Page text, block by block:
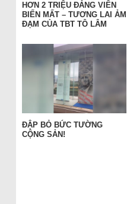
HƠN 2 TRIỆU ĐẢNG VIÊN
BIẾN MẤT – TƯƠNG LAI ẢM
ĐẠM CỦA TBT TÔ LÂM
ĐẬP BỎ BỨC TƯỜNG
CỘNG SẢN!